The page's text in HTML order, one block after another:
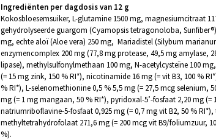
Ingrediënten per dagdosis van 12 g
Kokosbloesemsuiker, L-glutamine 1500 mg, magnesiumcitraat
gehydrolyseerde guargom (Cyamopsis tetragonoloba,
mg, echte aloï (Aloe vera) 250 mg, Mariadistel (Silybum
enzymencomplex 200 mg (77,8 mg protease, 49,5 mg amylase,
lipase), methylsulfonylmethaan 100 mg, N-acetylcysteïne 100
(= 15 mg zink, 150 % RI*), nicotinamide 16 mg (= vit B3, 100 %
% RI*), L-selenomethionine 0,5 % 5,5 mg (= 27,5 mcg selenium,
mg (= 1 mg mangaan, 50 % RI*), pyridoxal-5’-fosfaat 2,20 mg
natriumriboflavine-5-fosfaat 0,925 mg (= 0,7 mg vit B2, 50 %
methyltetrahydrofolaat 271,6 mg (= 200 mcg vit B9/foliumzuur,
%).